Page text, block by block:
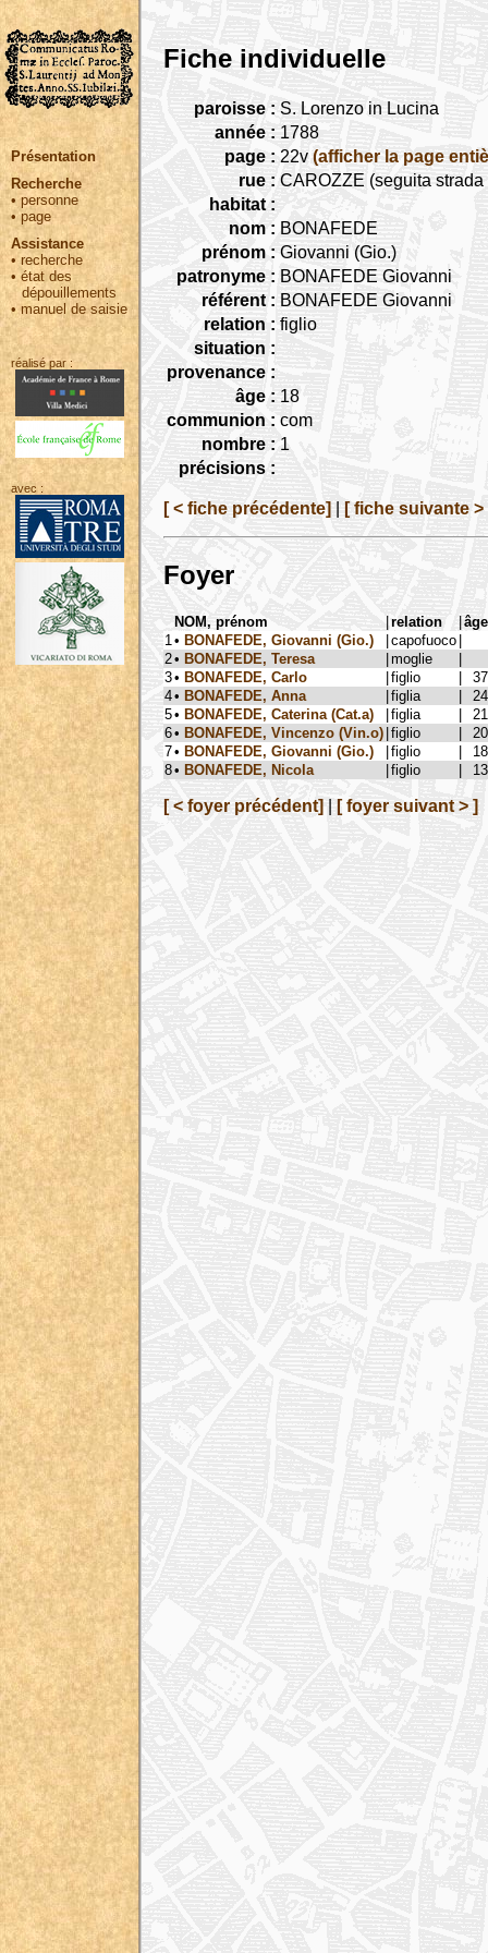
Présentation
Recherche
• personne
•page
Assistance
• recherche
•état des
dépouillements
•manuel de saisie
réalisé par :
avec :
Fiche individuelle
paroisse : S. Lorenzo in Lucina
année : 1788
page : 22v (afficher la page
rue : CAROZZE (seguita
habitat :
nom : BONAFEDE
prénom : Giovanni (Gio.)
patronyme : BONAFEDE Giovanni
référent : BONAFEDE Giovanni
relation : figlio
situation :
provenance :
âge : 18
communion : com
nombre : 1
précisions :
[ < fiche précédente] [ fiche suivante >
Foyer
NOM, prénom |relation |âge
1 • BONAFEDE, Giovanni (Gio.) |capofuoco |
2• BONAFEDE, Teresa |moglie
|
3• BONAFEDE, Carlo |figlio |
37
4• BONAFEDE, Anna |figlia |
24
5• BONAFEDE, Caterina (Cat.a) |figlia |
21
6• BONAFEDE, Vincenzo (Vin.o) |figlio |
20
7• BONAFEDE, Giovanni (Gio.) |figlio |
18
8• BONAFEDE, Nicola |figlio | 13
[ < foyer précédent] [ foyer suivant > ]